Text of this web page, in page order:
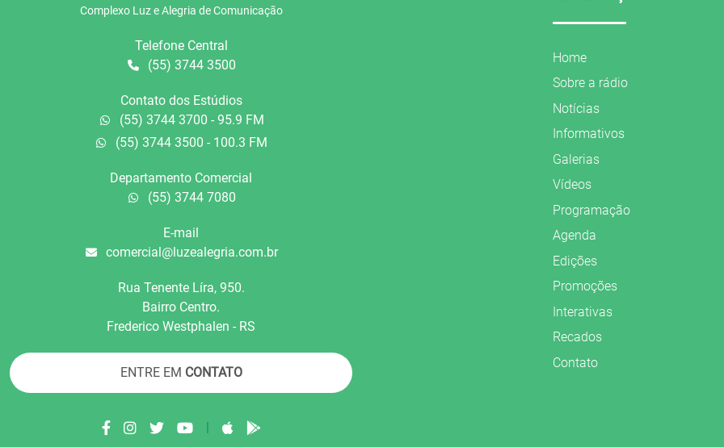
Complexo Luz e Alegria de Comunicação
Telefone Central
(55) 3744 3500
Contato dos Estúdios
(55) 3744 3700 - 95.9 FM
(55) 3744 3500 - 100.3 FM
Departamento Comercial
(55) 3744 7080
E-mail
comercial@luzealegria.com.br
Rua Tenente Líra, 950.
Bairro Centro.
Frederico Westphalen - RS
ENTRE EM CONTATO
|
Home
Sobre a rádio
Notícias
Informativos
Galerias
Vídeos
Programação
Agenda
Edições
Promoções
Interativas
Recados
Contato